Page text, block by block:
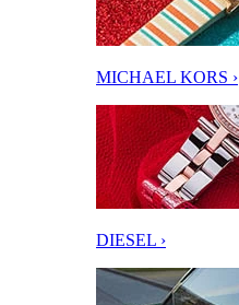
MICHAEL KORS ›
DIESEL ›